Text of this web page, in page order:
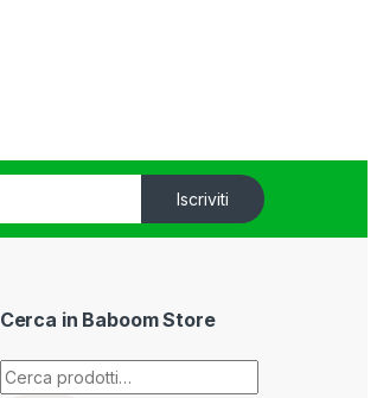
Iscriviti
Cerca in Baboom Store
Cerca: